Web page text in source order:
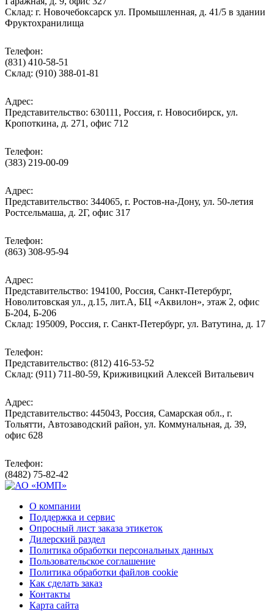
Склад: г. Новочебоксарск ул. Промышленная, д. 41/5 в здании
Фруктохранилища
Телефон:
(831) 410-58-51
Склад: (910) 388-01-81
Адрес:
Представительство: 630111, Россия, г. Новосибирск, ул.
Кропоткина, д. 271, офис 712
Телефон:
(383) 219-00-09
Адрес:
Представительство: 344065, г. Ростов-на-Дону, ул. 50-летия
Ростсельмаша, д. 2Г, офис 317
Телефон:
(863) 308-95-94
Адрес:
Представительство: 194100, Россия, Санкт-Петербург,
Новолитовская ул., д.15, лит.А, БЦ «Аквилон», этаж 2, офис
Б-204, Б-206
Склад: 195009, Россия, г. Санкт-Петербург, ул. Ватутина, д. 17
Телефон:
Представительство: (812) 416-53-52
Склад: (911) 711-80-59, Криживицкий Алексей Витальевич
Адрес:
Представительство: 445043, Россия, Самарская обл., г.
Тольятти, Автозаводский район, ул. Коммунальная, д. 39,
офис 628
Телефон:
(8482) 75-82-42
О компании
Поддержка и сервис
Опросный лист заказа этикеток
Дилерский раздел
Политика обработки персональных данных
Пользовательское соглашение
Политика обработки файлов cookie
Как сделать заказ
Контакты
Карта сайта